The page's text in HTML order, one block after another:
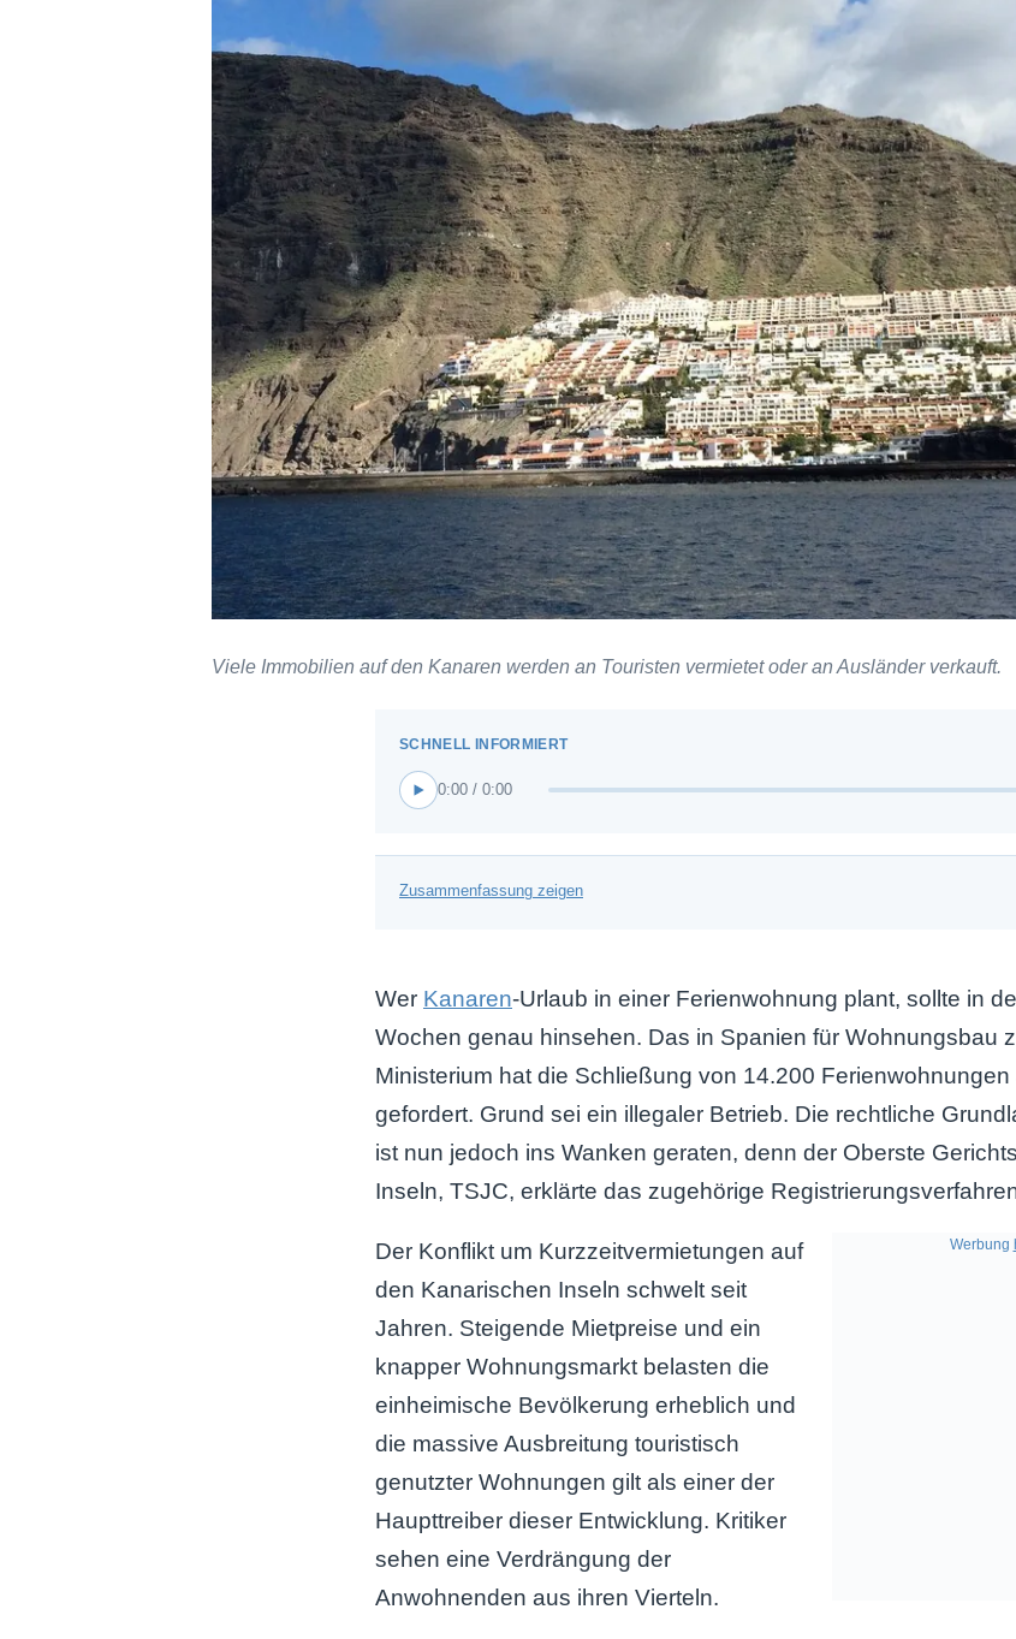
Viele Immobilien auf den Kanaren werden an Touristen vermietet oder an Ausländer verkauft.
0:00 / 0:00
Zusammenfassung zeigen
Wer Kanaren-Urlaub in einer Ferienwohnung plant, sollte in
Wochen genau hinsehen. Das in Spanien für Wohnungsbau
Ministerium hat die Schließung von 14.200
gefordert. Grund sei ein illegaler Betrieb. Die rechtliche
ist nun jedoch ins Wanken geraten, denn der Oberste
Inseln, TSJC, erklärte das zugehörige
Werbung
Der Konflikt um Kurzzeitvermietungen auf
den Kanarischen Inseln schwelt seit
Jahren. Steigende Mietpreise und ein
knapper Wohnungsmarkt belasten die
einheimische Bevölkerung erheblich und
die massive Ausbreitung touristisch
genutzter Wohnungen gilt als einer der
Haupttreiber dieser Entwicklung. Kritiker
sehen eine Verdrängung der
Anwohnenden aus ihren Vierteln.